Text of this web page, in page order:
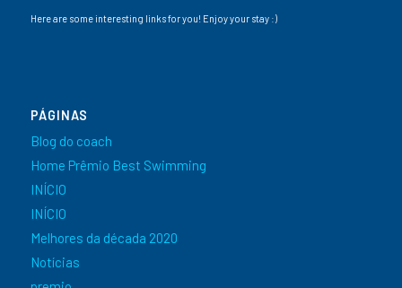
Here are some interesting links for you! Enjoy your stay :)
PÁGINAS
Blog do coach
Home Prêmio Best Swimming
INÍCIO
INÍCIO
Melhores da década 2020
Notícias